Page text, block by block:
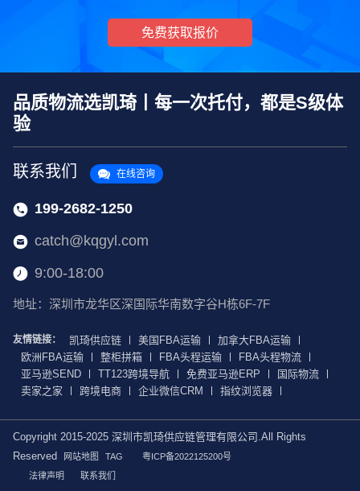
免费获取报价
品质物流选凯琦丨每一次托付，都是S级体
验
联系我们 在线咨询
199-2682-1250
catch@kqgyl.com
9:00-18:00
地址：深圳市龙华区深国际华南数字谷H栋6F-7F
友情链接： 凯琦供应链 美国FBA运输
加拿大FBA运输
欧洲FBA运输
整柜拼箱 FBA头程运输
FBA头程物流
亚马逊SEND
TT123跨境导航 免费亚马逊ERP
国际物流
卖家之家
跨境电商 企业微信CRM 指纹浏览器
Copyright 2015-2025 深圳市凯琦供应链管理有限公司.All Rights
Reserved
网站地图 TAG
粤ICP备2022125200号
法律声明
联系我们